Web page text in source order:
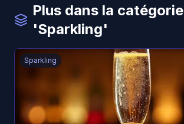
Plus dans la catégorie
'Sparkling'
Sparkling